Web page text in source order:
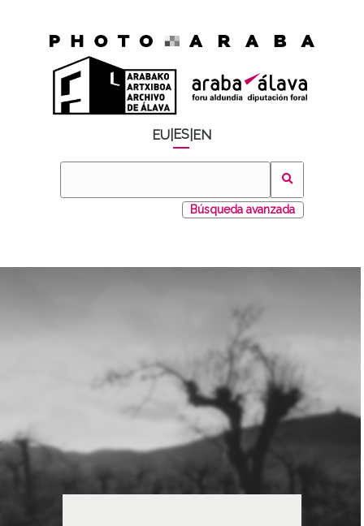
EU ES EN
Búsqueda avanzada